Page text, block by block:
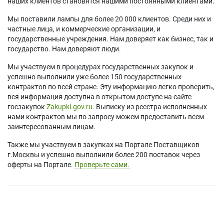
Мы поставили лампы для более 20 000 клиентов. Среди них и
частные лица, и коммерческие организации, и
государственные учреждения. Нам доверяет как бизнес, так и
государство. Нам доверяют люди.
Мы участвуем в процедурах государственных закупок и
успешно выполнили уже более 150 государственных
контрактов по всей стране. Эту информацию легко проверить,
вся информация доступна в открытом доступе на сайте
госзакупок Zakupki.gov.ru. Выписку из реестра исполненных
нами контрактов мы по запросу можем предоставить всем
заинтересованным лицам.
Также мы участвуем в закупках на Портале Поставщиков
г.Москвы и успешно выполнили более 200 поставок через
оферты на Портале. Проверьте сами.